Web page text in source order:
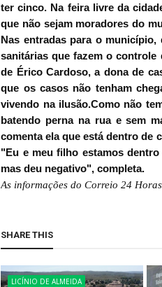
ter cinco. Na feira livre da
que não sejam moradores do
Nas entradas para o município,
sanitárias que fazem o controle
de Érico Cardoso, a dona de
que os casos não tenham
vivendo na ilusão.Como não
batendo perna na rua e sem
comenta ela que está dentro de
"Eu e meu filho estamos
mas deu negativo", completa.
As informações do Correio 24 Horas
SHARE THIS
LICÍNIO DE ALMEIDA